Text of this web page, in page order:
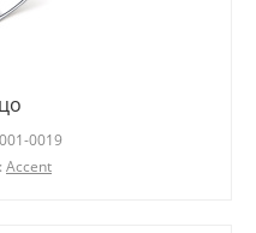
0019
Accent